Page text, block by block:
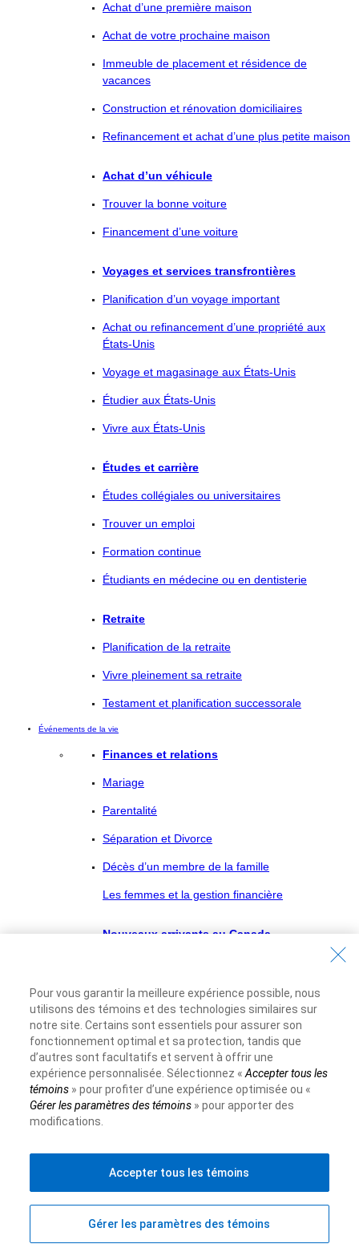
Achat d’une première maison
Achat de votre prochaine maison
Immeuble de placement et résidence de
vacances
Construction et rénovation domiciliaires
Refinancement et achat d’une plus petite maison
Achat d’un véhicule
Trouver la bonne voiture
Financement d’une voiture
Voyages et services transfrontières
Planification d’un voyage important
Achat ou refinancement d’une propriété aux
États-Unis
Voyage et magasinage aux États-Unis
Étudier aux États-Unis
Vivre aux États-Unis
Études et carrière
Études collégiales ou universitaires
Trouver un emploi
Formation continue
Étudiants en médecine ou en dentisterie
Retraite
Planification de la retraite
Vivre pleinement sa retraite
Testament et planification successorale
Événements de la vie
Finances et relations
Mariage
Parentalité
Séparation et Divorce
Décès d’un membre de la famille
Les femmes et la gestion financière
Nouveaux arrivants au Canada
Emploi au Canada
Les services bancaires au Canada
Étudier au Canada
Démarrer une entreprise au Canada
L’adaptation à une nouvelle vie au Canada ne se fait
Académie financière
Types de comptes
Pour vous garantir la meilleure expérience possible, nous
utilisons des témoins et des technologies similaires sur
notre site. Certains sont essentiels pour assurer son
fonctionnement optimal et sa protection, tandis que
d’autres sont facultatifs et servent à offrir une
expérience personnalisée. Sélectionnez « Accepter tous les
témoins» pour profiter d’une expérience optimisée ou «
Gérer les paramètres des témoins» pour apporter des
modifications.
Gérer les paramètres des témoins
Accepter tous les témoins